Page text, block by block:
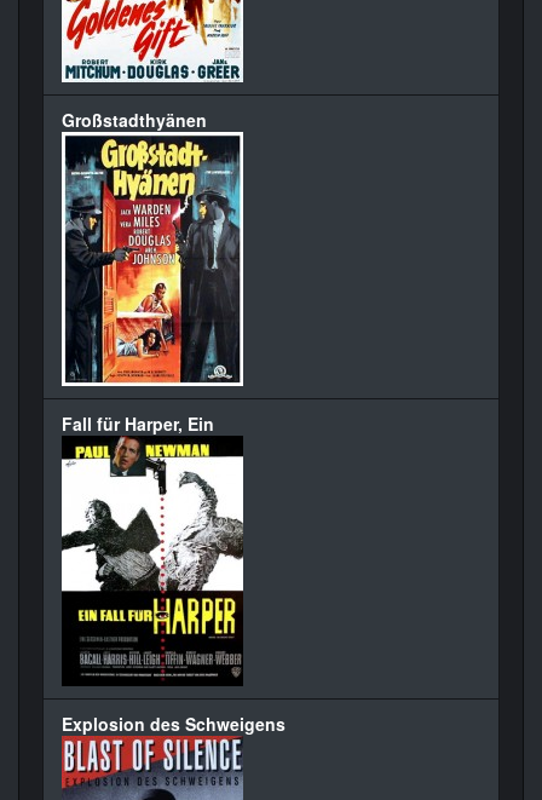
Großstadthyänen
Fall für Harper, Ein
Explosion des Schweigens